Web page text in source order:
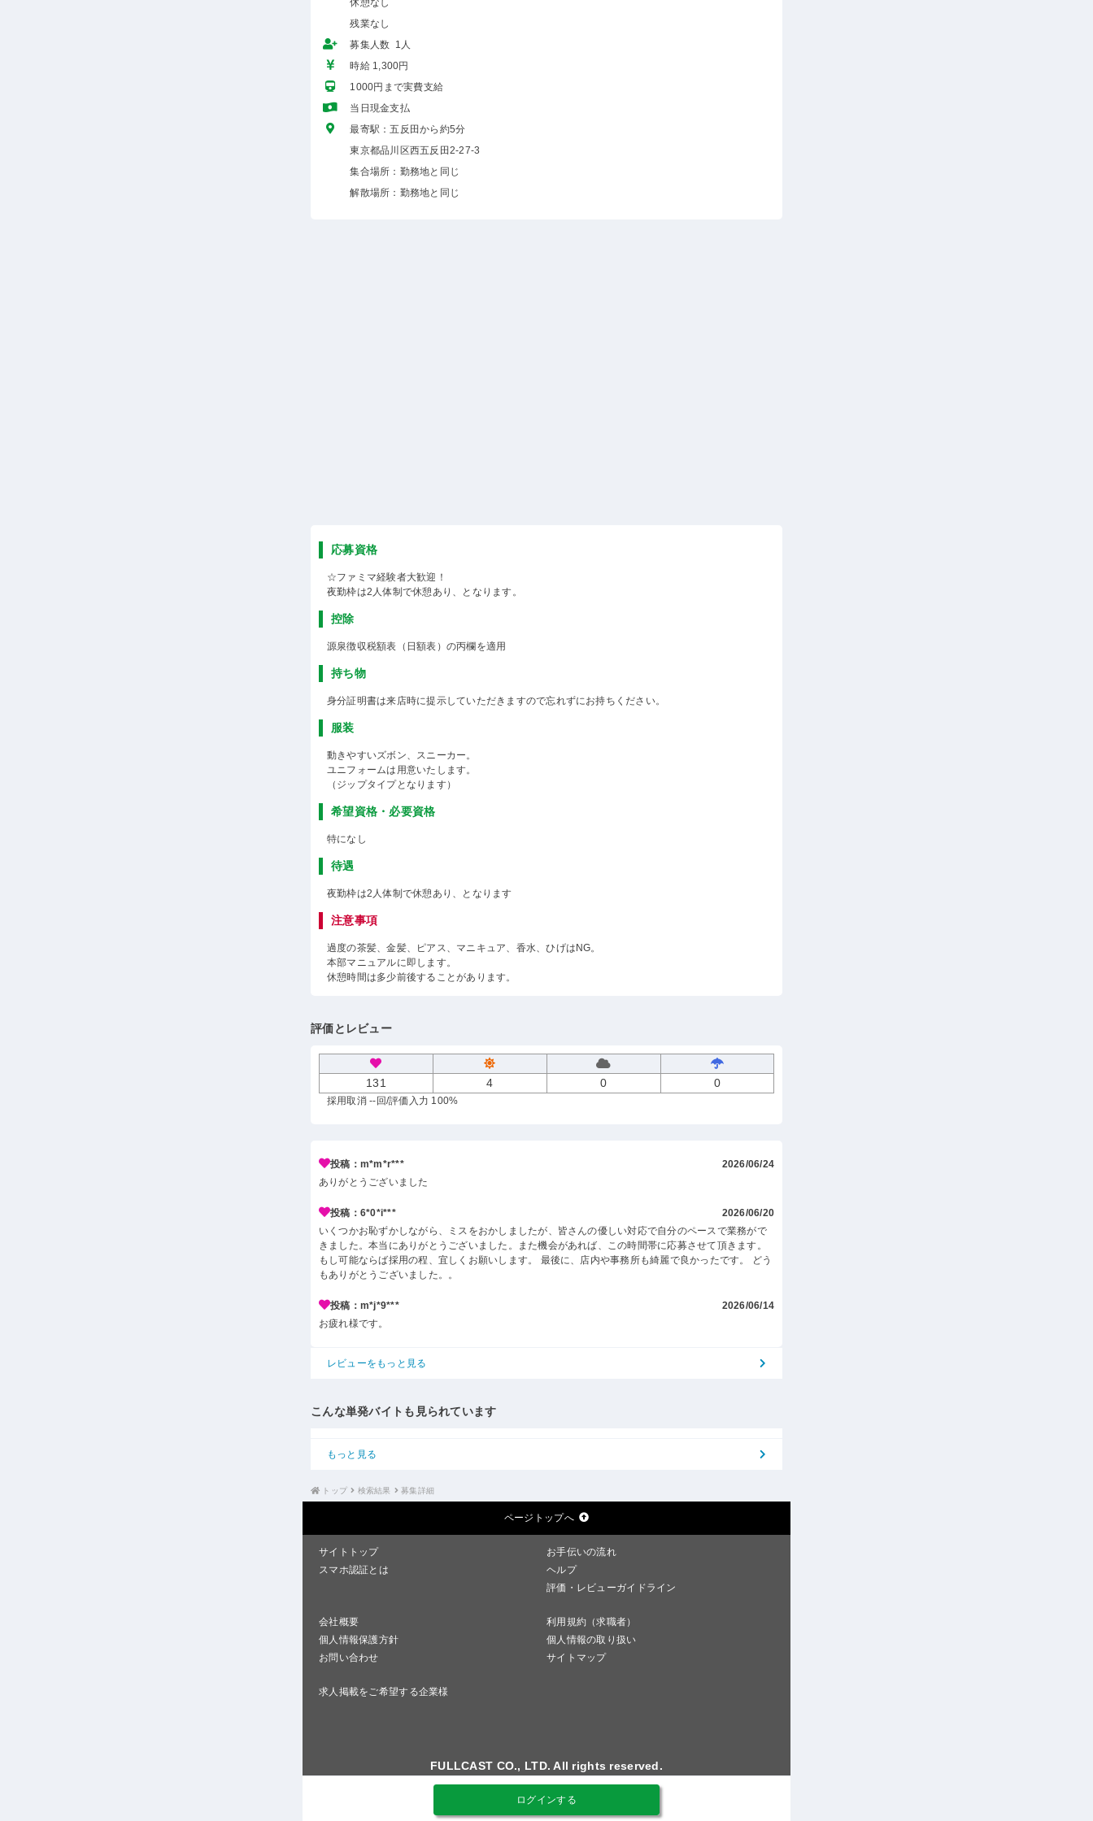
ログインする
休憩なし
残業なし
募集人数 1人
時給 1,300円
1000円まで実費支給
当日現金支払
最寄駅：五反田から約5分
東京都品川区西五反田2-27-3
集合場所：勤務地と同じ
解散場所：勤務地と同じ
応募資格
☆ファミマ経験者大歓迎！
夜勤枠は2人体制で休憩あり、となります。
控除
源泉徴収税額表（日額表）の丙欄を適用
持ち物
身分証明書は来店時に提示していただきますので忘れずにお持ちください。
服装
動きやすいズボン、スニーカー。
ユニフォームは用意いたします。
（ジップタイプとなります）
希望資格・必要資格
特になし
待遇
夜勤枠は2人体制で休憩あり、となります
注意事項
過度の茶髪、金髪、ピアス、マニキュア、香水、ひげはNG。
本部マニュアルに即します。
休憩時間は多少前後することがあります。
評価とレビュー
131 4 0 0
採用取消 --回/評価入力 100%
投稿：m*m*r***
2026/06/24
ありがとうございました
投稿：6*0*i***
2026/06/20
いくつかお恥ずかしながら、ミスをおかしましたが、皆さんの優しい対応で自分のペースで業務がで
きました。本当にありがとうございました。また機会があれば、この時間帯に応募させて頂きます。
もし可能ならば採用の程、宜しくお願いします。 最後に、店内や事務所も綺麗で良かったです。 どう
もありがとうございました。。
投稿：m*j*9***
2026/06/14
お疲れ様です。
レビューをもっと見る
こんな単発バイトも見られています
もっと見る
トップ 検索結果 募集詳細
ページトップへ
サイトトップ
お手伝いの流れ
スマホ認証とは
ヘルプ
評価・レビューガイドライン
会社概要
利用規約（求職者）
個人情報保護方針
個人情報の取り扱い
お問い合わせ
サイトマップ
求人掲載をご希望する企業様
FULLCAST CO., LTD. All rights reserved.